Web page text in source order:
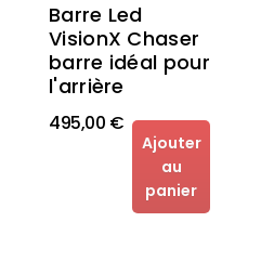
Barre Led
VisionX Chaser
barre idéal pour
l'arrière
495,00 €
Ajouter
au
panier